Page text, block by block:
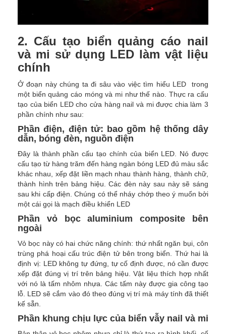
2. Cấu tạo biển quảng cáo nail
và mi sử dụng LED làm vật liệu
chính
Ở đoạn này chúng ta đi sâu vào việc tìm hiểu LED trong
một biển quảng cáo móng và mi như thế nào. Thực ra cấu
tạo của biển LED cho cửa hàng nail và mi được chia làm 3
phần chính như sau:
Phần điện, điện tử: bao gồm hệ thống dây
dẫn, bóng đèn, nguồn điện
Đây là thành phần cấu tạo chính của biển LED. Nó được
cấu tạo từ hàng trăm đến hàng ngàn bóng LED đủ màu sắc
khác nhau, xếp đặt liền mạch nhau thành hàng, thành chữ,
thành hình trên bảng hiệu. Các đèn này sau này sẽ sáng
sau khi cấp điện. Chúng có thể nháy chớp theo ý muốn bởi
một cái gọi là mạch điều khiển LED
Phần vỏ bọc aluminium composite bên
ngoài
Vỏ bọc này có hai chức năng chính: thứ nhất ngăn bụi, côn
trùng phá hoại cấu trúc điện tử bên trong biển. Thứ hai là
định vị: LED không tự đứng, tự cố định được, nó cần được
xếp đặt đúng vị trí trên bảng hiệu. Vật liệu thích hợp nhất
với nó là tấm nhôm nhựa. Các tấm này được gia công tạo
lỗ. LED sẽ cắm vào đó theo đúng vị trí mà máy tính đã thiết
kế sẵn.
Phần khung chịu lực của biển vẫy nail và mi